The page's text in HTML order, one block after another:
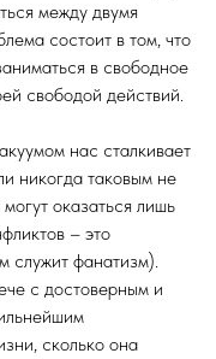
между двумя
состоит в том, что
в свободное
свободой действий.
нас сталкивает
никогда таковым не
оказаться лишь
– это
служит фанатизм).
с достоверным и
сколько она